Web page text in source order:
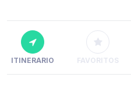
ITINERARIO FAVORITOS